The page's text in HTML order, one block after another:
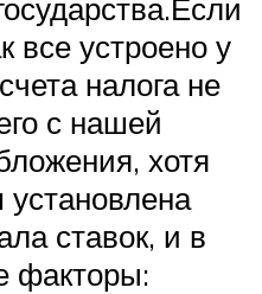
все устроено у
налога не
с нашей
хотя
ставок, и в
факторы: